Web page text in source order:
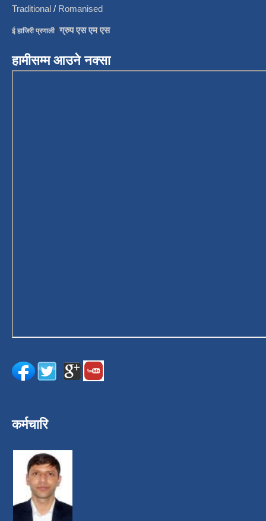
Traditional / Romanised
ई हाजिरी प्रणाली/ग्रुप एस एम एस
हामीसम्म आउने नक्सा
कर्मचारि